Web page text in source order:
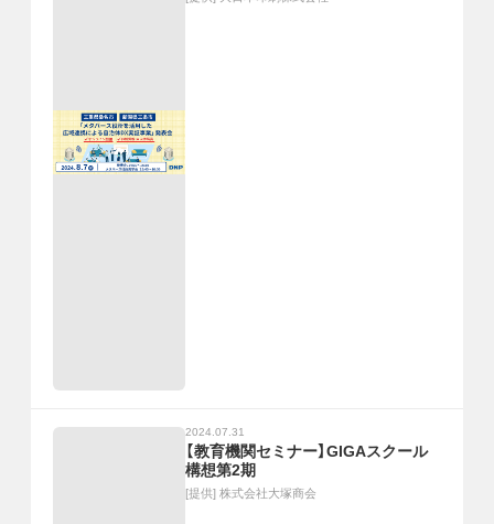
2024.07.31
【教育機関セミナー】GIGAスクール
構想第2期
[提供] 株式会社大塚商会